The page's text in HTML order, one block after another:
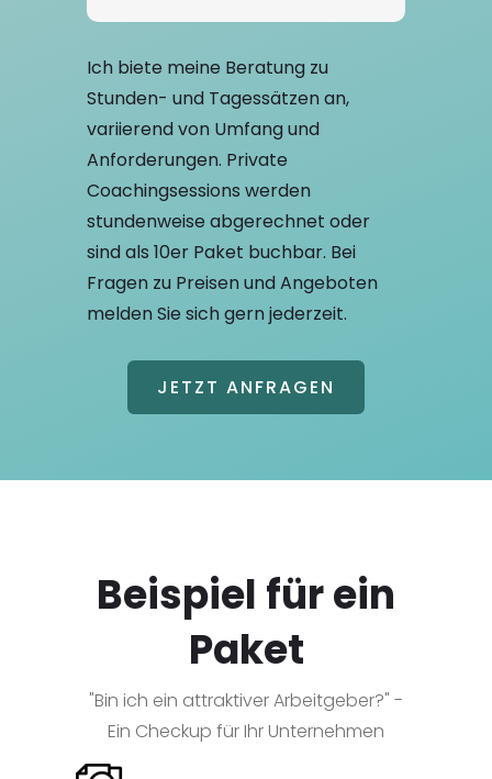
Ich biete meine Beratung zu
Stunden- und Tagessätzen an,
variierend von Umfang und
Anforderungen. Private
Coachingsessions werden
stundenweise abgerechnet oder
sind als 10er Paket buchbar. Bei
Fragen zu Preisen und Angeboten
melden Sie sich gern jederzeit.
JETZT ANFRAGEN
Beispiel für ein
Paket
"Bin ich ein attraktiver Arbeitgeber?" -
Ein Checkup für Ihr Unternehmen